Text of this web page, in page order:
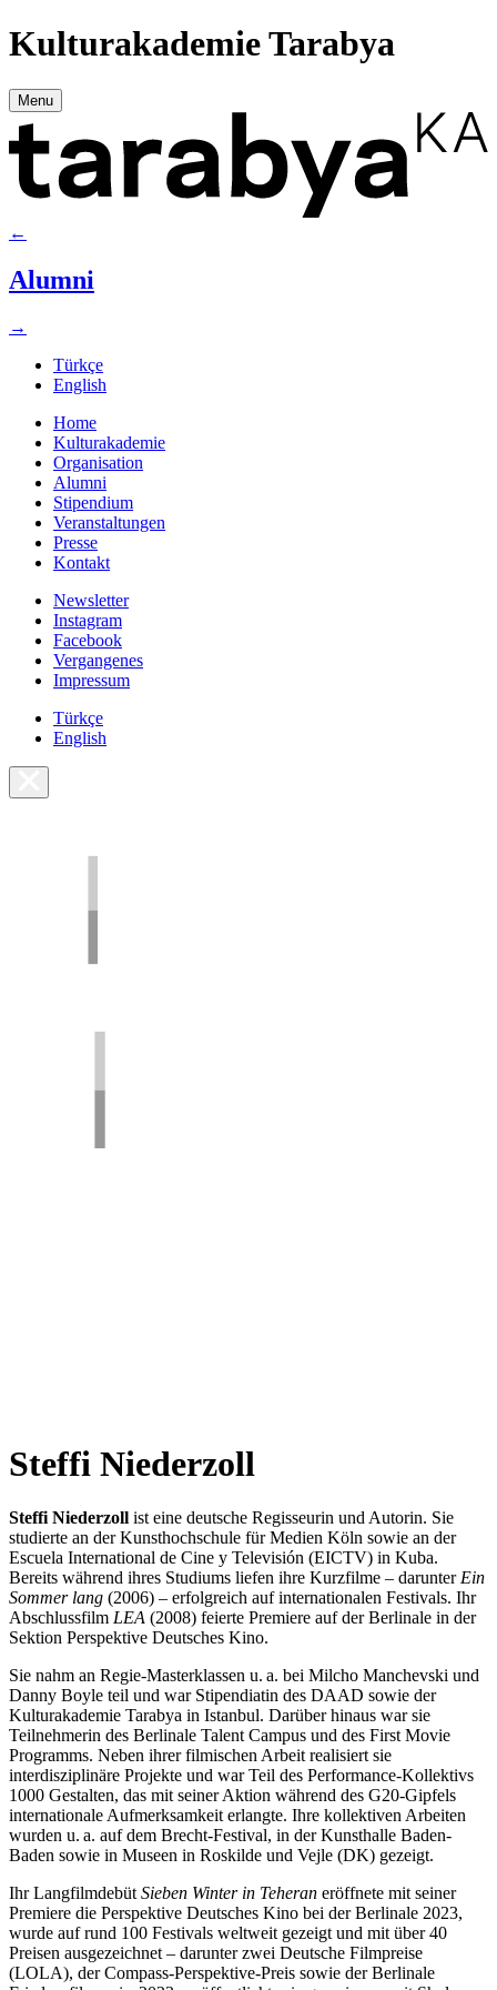
Kulturakademie Tarabya
Menu
←
Alumni
→
Türkçe
English
Home
Kulturakademie
Organisation
Alumni
Stipendium
Veranstaltungen
Presse
Kontakt
Newsletter
Instagram
Facebook
Vergangenes
Impressum
Türkçe
English
Steffi Niederzoll
Steffi Niederzoll ist eine deutsche Regisseurin und Autorin. Sie
studierte an der Kunsthochschule für Medien Köln sowie an der
Escuela International de Cine y Televisión (EICTV) in Kuba.
Bereits während ihres Studiums liefen ihre Kurzfilme – darunter Ein
Sommer lang (2006) – erfolgreich auf internationalen Festivals. Ihr
Abschlussfilm LEA (2008) feierte Premiere auf der Berlinale in der
Sektion Perspektive Deutsches Kino.
Sie nahm an Regie-Masterklassen u. a. bei Milcho Manchevski und
Danny Boyle teil und war Stipendiatin des DAAD sowie der
Kulturakademie Tarabya in Istanbul. Darüber hinaus war sie
Teilnehmerin des Berlinale Talent Campus und des First Movie
Programms. Neben ihrer filmischen Arbeit realisiert sie
interdisziplinäre Projekte und war Teil des Performance-Kollektivs
1000 Gestalten, das mit seiner Aktion während des G20-Gipfels
internationale Aufmerksamkeit erlangte. Ihre kollektiven Arbeiten
wurden u. a. auf dem Brecht-Festival, in der Kunsthalle Baden-
Baden sowie in Museen in Roskilde und Vejle (DK) gezeigt.
Ihr Langfilmdebüt Sieben Winter in Teheran eröffnete mit seiner
Premiere die Perspektive Deutsches Kino bei der Berlinale 2023,
wurde auf rund 100 Festivals weltweit gezeigt und mit über 40
Preisen ausgezeichnet – darunter zwei Deutsche Filmpreise
(LOLA), der Compass-Perspektive-Preis sowie der Berlinale